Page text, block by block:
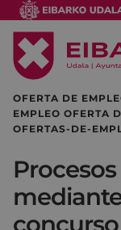
OFERTA DE
EMPLEO OFERTA
OFERTAS-DE-